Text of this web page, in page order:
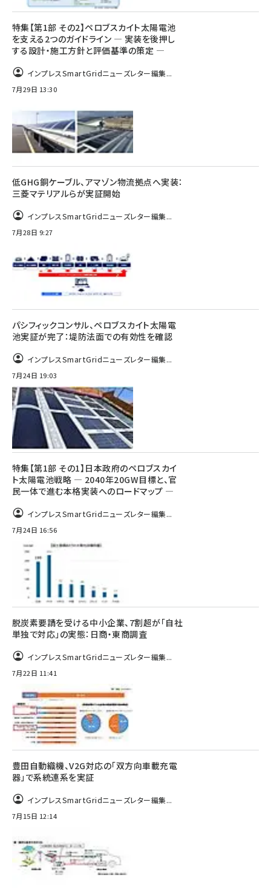
特集【第1部 その2】ペロブスカイト太陽電池
を支える2つのガイドライン ― 実装を後押し
する設計・施工方針と評価基準の策定 ―
インプレスSmartGridニューズレター編集...
7月29日 13:30
低GHG銅ケーブル、アマゾン物流拠点へ実装：
三菱マテリアルらが実証開始
インプレスSmartGridニューズレター編集...
7月28日 9:27
パシフィックコンサル、ペロブスカイト太陽電
池実証が完了：堤防法面での有効性を確認
インプレスSmartGridニューズレター編集...
7月24日 19:03
特集【第1部 その1】日本政府のペロブスカイ
ト太陽電池戦略 ― 2040年20GW目標と、官
民一体で進む本格実装へのロードマップ ―
インプレスSmartGridニューズレター編集...
7月24日 16:56
脱炭素要請を受ける中小企業、7割超が「自社
単独で対応」の実態：日商・東商調査
インプレスSmartGridニューズレター編集...
7月22日 11:41
豊田自動織機、V2G対応の「双方向車載充電
器」で系統連系を実証
インプレスSmartGridニューズレター編集...
7月15日 12:14